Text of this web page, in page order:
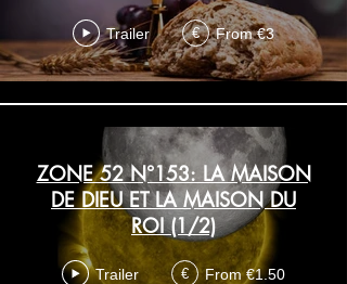
Trailer € From €3
ZONE 52 N°153: LA MAISON
DE DIEU ET LA MAISON DU
ROI (1/2)
Trailer € From €1.50